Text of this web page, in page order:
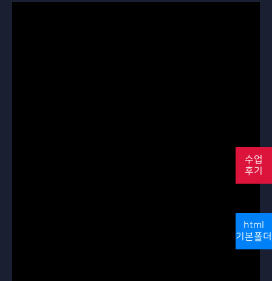
수업
후기
html
기본폴더